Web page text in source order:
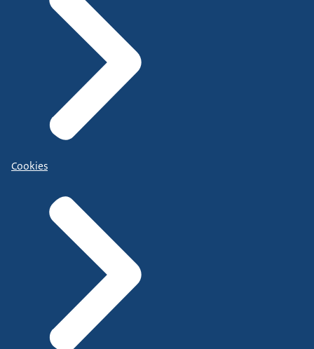
Cookies